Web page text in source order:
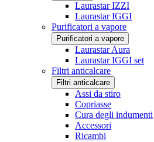
Laurastar IZZI
Laurastar IGGI
Purificatori a vapore
Purificatori a vapore
Laurastar Aura
Laurastar IGGI set
Filtri anticalcare
Filtri anticalcare
Assi da stiro
Copriasse
Cura degli indumenti
Accessori
Ricambi